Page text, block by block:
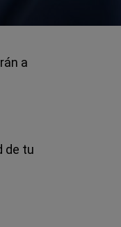
a
de tu